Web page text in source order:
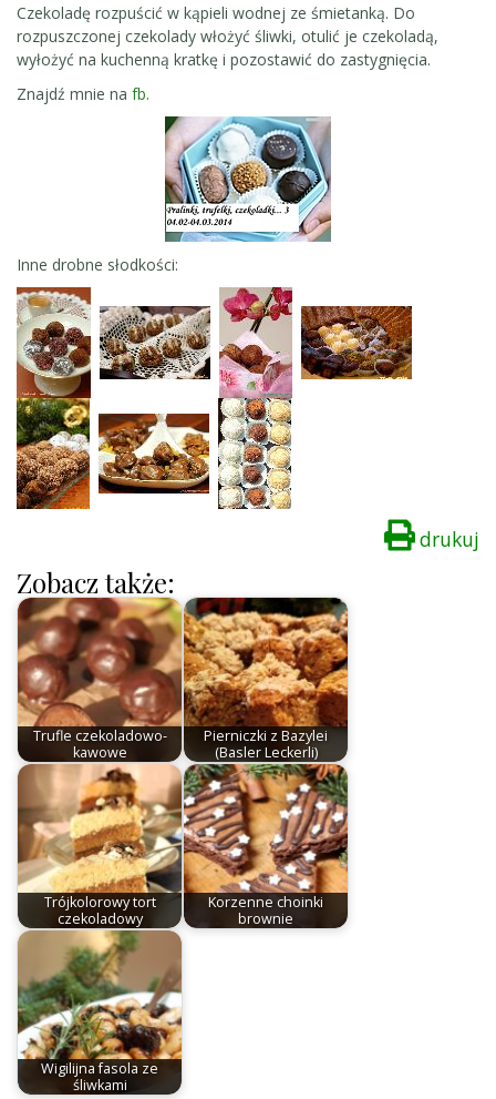
Czekoladę rozpuścić w kąpieli wodnej ze śmietanką. Do
rozpuszczonej czekolady włożyć śliwki, otulić je czekoladą,
wyłożyć na kuchenną kratkę i pozostawić do zastygnięcia.
Znajdź mnie na fb.
Inne drobne słodkości:
drukuj
Zobacz także:
Trufle czekoladowo-
kawowe
Pierniczki z Bazylei
(Basler Leckerli)
Trójkolorowy tort
czekoladowy
Korzenne choinki
brownie
Wigilijna fasola ze
śliwkami